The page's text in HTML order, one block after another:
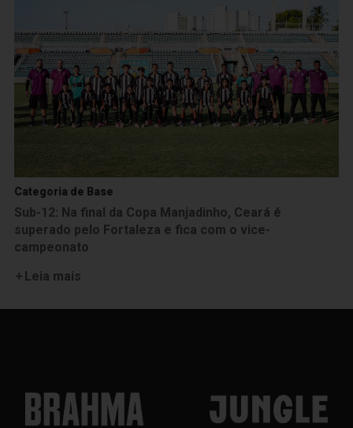
Categoria de Base
Sub-12: Na final da Copa Manjadinho, Ceará é
superado pelo Fortaleza e fica com o vice-
campeonato
Leia mais